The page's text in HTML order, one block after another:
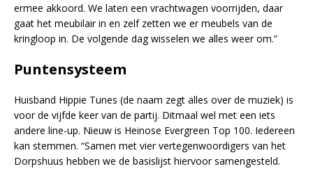
ermee akkoord. We laten een vrachtwagen voorrijden, daar
gaat het meubilair in en zelf zetten we er meubels van de
kringloop in. De volgende dag wisselen we alles weer om.”
Puntensysteem
Huisband Hippie Tunes (de naam zegt alles over de muziek) is
voor de vijfde keer van de partij. Ditmaal wel met een iets
andere line-up. Nieuw is Heinose Evergreen Top 100. Iedereen
kan stemmen. “Samen met vier vertegenwoordigers van het
Dorpshuus hebben we de basislijst hiervoor samengesteld.